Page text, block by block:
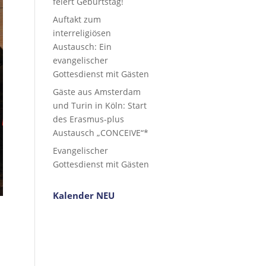
Auftakt zum
interreligiösen
Austausch: Ein
evangelischer
Gottesdienst mit Gästen
Gäste aus Amsterdam
und Turin in Köln: Start
des Erasmus-plus
Austausch „CONCEIVE“*
Evangelischer
Gottesdienst mit Gästen
Kalender NEU